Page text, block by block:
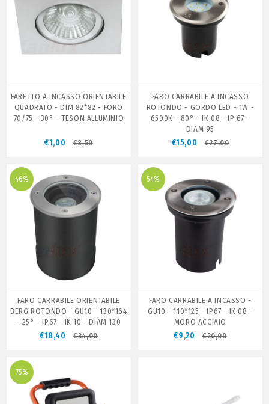
FARETTO A INCASSO ORIENTABILE
QUADRATO - DIM 82*82 - FORO
70/75 - 30° - TESON ALLUMINIO
€1,00 €8,50
FARO CARRABILE A INCASSO
ROTONDO - GORDO LED - 1W -
6500K - 80° - IK 08 - IP 67 -
DIAM 95
€15,00 €27,00
46%
FARO CARRABILE ORIENTABILE
BERG ROTONDO - GU10 - 130*164
- 25° - IP67 - IK 10 - DIAM 130
€18,40 €34,00
54%
FARO CARRABILE A INCASSO -
GU10 - 110*125 - IP67 - IK 08 -
MORO ACCIAIO
€9,20 €20,00
75%